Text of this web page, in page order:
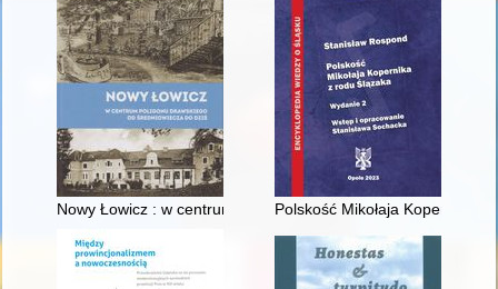
Nowy Łowicz : w centrum poligonu drawskiego od
Polskość Mikołaja Kopernika z